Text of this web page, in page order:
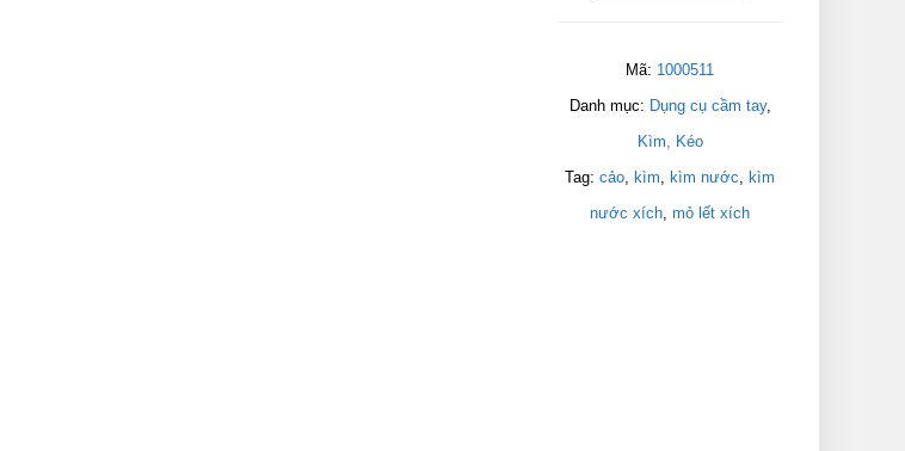
Mã: 1000511
Danh mục: Dụng cụ cầm tay,
Kìm, Kéo
Tag:cảo, kìm, kìm nước, kìm
nước xích,mỏ lết xích